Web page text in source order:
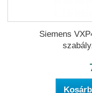
Siemens